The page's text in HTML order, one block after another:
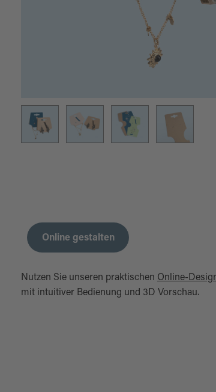
Online gestalten
Nutzen Sie unseren praktischen Online-
mit intuitiver Bedienung und 3D Vorschau.